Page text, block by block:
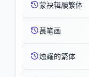
蒙袂辑屦繁体
萇笔画
烛耀的繁体